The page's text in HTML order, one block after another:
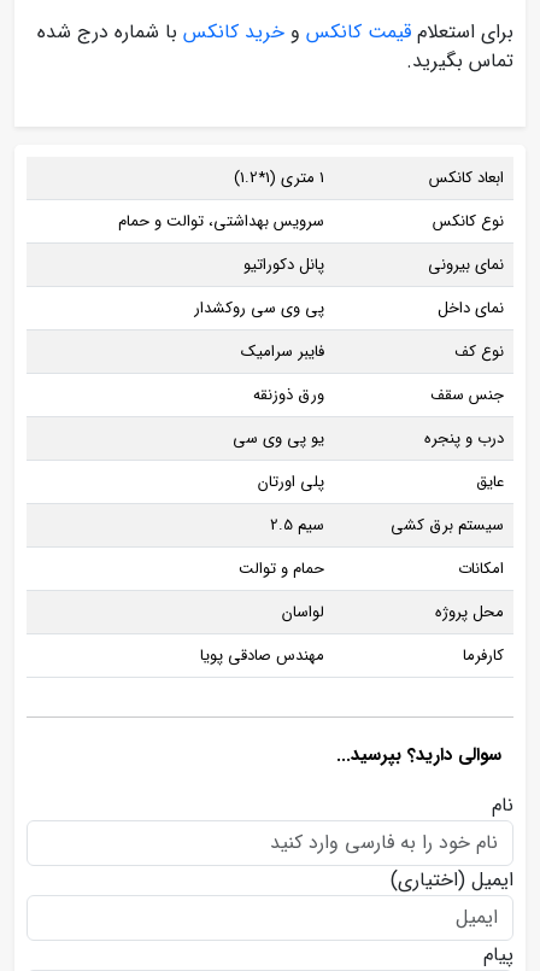
برای استعلام قیمت کانکس و خرید کانکس با شماره درج شده
تماس بگیرید.
ابعاد کانکس
1 متری (1*1.2)
نوع کانکس
سرویس بهداشتی، توالت و حمام
نمای بیرونی
پانل دکوراتیو
نمای داخل
پی وی سی روکشدار
نوع کف
فایبر سرامیک
جنس سقف
ورق ذوزنقه
درب و پنجره
یو پی وی سی
عایق
پلی اورتان
سیستم برق کشی
سیم 2.5
امکانات
حمام و توالت
محل پروژه
لواسان
کارفرما
مهندس صادقی پویا
سوالی دارید؟ بپرسید...
نام
ایمیل (اختیاری)
پیام